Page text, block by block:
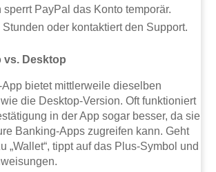
sperrt PayPal das Konto temporär.
Stunden oder kontaktiert den Support.
vs. Desktop
bietet mittlerweile dieselben
die Desktop-Version. Oft funktioniert
in der App sogar besser, da sie
Banking-Apps zugreifen kann. Geht
„Wallet“, tippt auf das Plus-Symbol und